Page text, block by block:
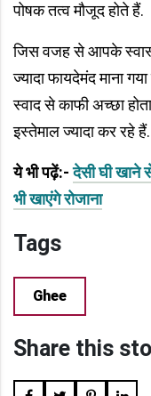
पोषक तत्व मौजूद होते हैं.
जिस वजह से आपके
ज्यादा फायदेमंद माना
स्वाद से काफी अच्छा
इस्तेमाल ज्यादा कर रहे हैं.
ये भी पढ़ें:-देसी घी खाने
भी खाएंगे रोजाना
Tags
Ghee
Share this